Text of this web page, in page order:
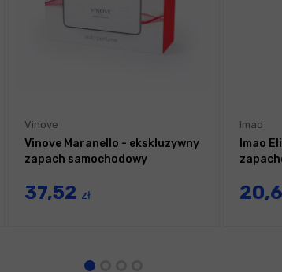
Vinove
Vinove Maranello - ekskluzywny
zapach samochodowy
37,52 zł
Imao
Imao